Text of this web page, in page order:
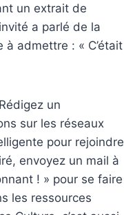
un extrait de
a parlé de la
admettre : « C’était
un
sur les réseaux
pour rejoindre
envoyez un mail à
! » pour se faire
les ressources